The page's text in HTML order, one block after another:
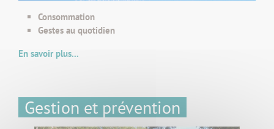
Consommation
Gestes au quotidien
En savoir plus...
Gestion et prévention